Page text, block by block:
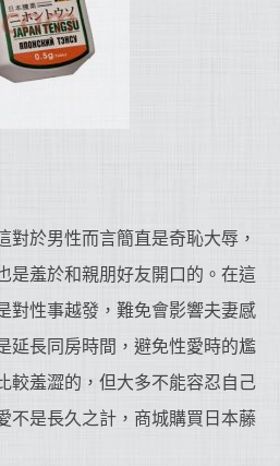
對於男性而言簡直是奇恥大辱，
是羞於和親朋好友開口的。在這
對性事越發，難免會影響夫妻感
延長同房時間，避免性愛時的尷
較羞澀的，但大多不能容忍自己
不是長久之計，商城購買日本藤